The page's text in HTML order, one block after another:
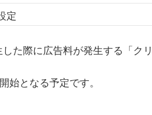
定
た際に広告料が発生する「ク
始となる予定です。